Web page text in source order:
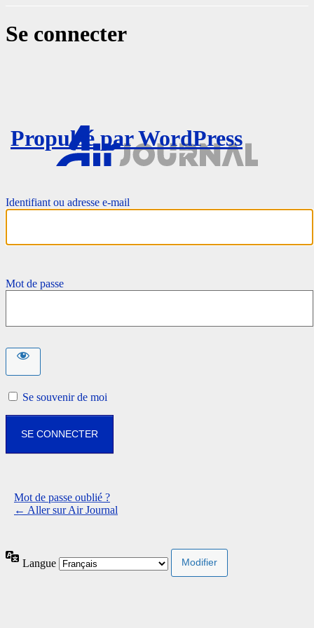
Se connecter
Propulsé par WordPress
Identifiant ou adresse e-mail
Mot de passe
Se souvenir de moi
Mot de passe oublié ?
← Aller sur Air Journal
Langue